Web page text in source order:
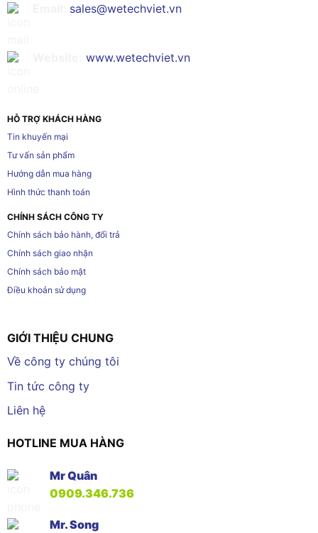
sales@wetechviet.vn
www.wetechviet.vn
HỖ TRỢ KHÁCH HÀNG
Tin khuyến mại
Tư vấn sản phẩm
Hướng dẫn mua hàng
Hình thức thanh toán
CHÍNH SÁCH CÔNG TY
Chính sách bảo hành, đổi trả
Chính sách giao nhận
Chính sách bảo mật
Điều khoản sử dụng
GIỚI THIỆU CHUNG
Về công ty chúng tôi
Tin tức công ty
Liên hệ
HOTLINE MUA HÀNG
Mr Quân
0909.346.736
Mr. Song